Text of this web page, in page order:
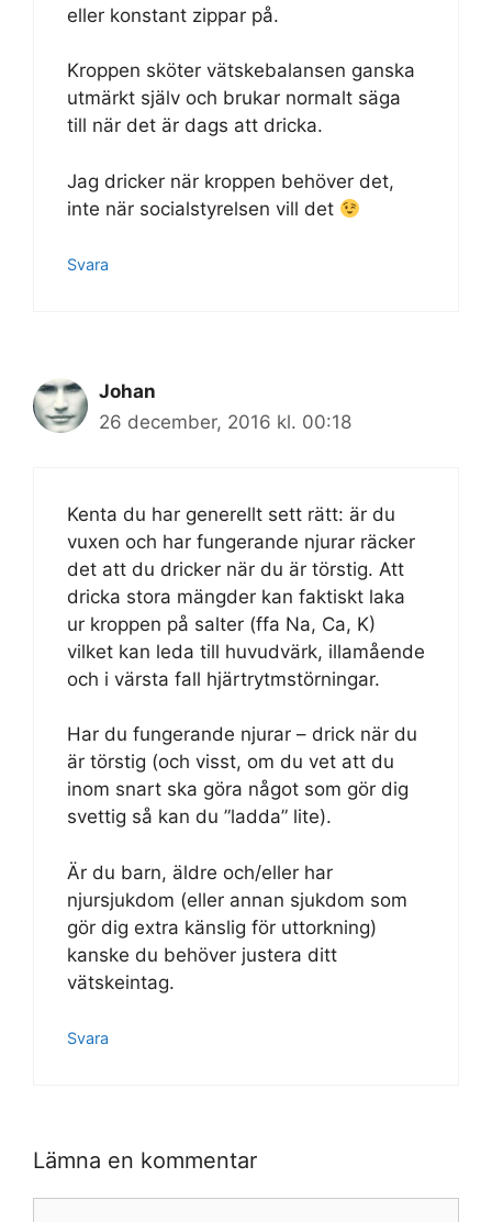
eller konstant zippar på.
Kroppen sköter vätskebalansen ganska
utmärkt själv och brukar normalt säga
till när det är dags att dricka.
Jag dricker när kroppen behöver det,
inte när socialstyrelsen vill det
Svara
Johan
26 december, 2016 kl. 00:18
Kenta du har generellt sett rätt: är du
vuxen och har fungerande njurar räcker
det att du dricker när du är törstig. Att
dricka stora mängder kan faktiskt laka
ur kroppen på salter (ffa Na, Ca, K)
vilket kan leda till huvudvärk, illamående
och i värsta fall hjärtrytmstörningar.
Har du fungerande njurar – drick när du
är törstig (och visst, om du vet att du
inom snart ska göra något som gör dig
svettig så kan du ”ladda” lite).
Är du barn, äldre och/eller har
njursjukdom (eller annan sjukdom som
gör dig extra känslig för uttorkning)
kanske du behöver justera ditt
vätskeintag.
Svara
Lämna en kommentar